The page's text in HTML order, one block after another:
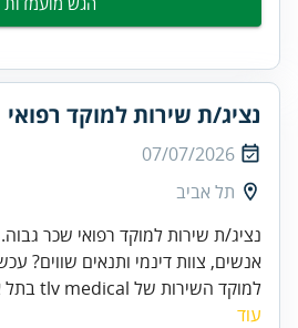
נציג/ת שירות למוקד רפואי
07/07/2026
תל אביב
נציג/ת שירות למוקד רפואי שכר
אנשים, צוות דינמי ותנאים שווים?
למוקד השירות של tlv medical בתל אביב דרושים/ות...
עוד